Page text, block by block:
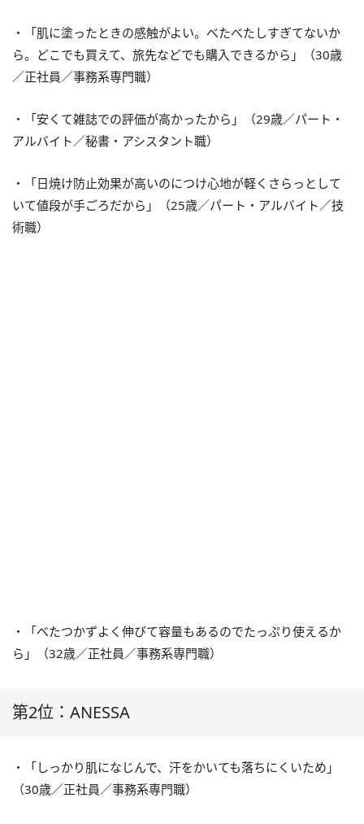
・「肌に塗ったときの感触がよい。べたべたしすぎてないか
ら。どこでも買えて、旅先などでも購入できるから」（30歳
／正社員／事務系専門職）
・「安くて雑誌での評価が高かったから」（29歳／パート・
アルバイト／秘書・アシスタント職）
・「日焼け防止効果が高いのにつけ心地が軽くさらっとして
いて値段が手ごろだから」（25歳／パート・アルバイト／技
術職）
・「べたつかずよく伸びて容量もあるのでたっぷり使えるか
ら」（32歳／正社員／事務系専門職）
第2位：ANESSA
・「しっかり肌になじんで、汗をかいても落ちにくいため」
（30歳／正社員／事務系専門職）